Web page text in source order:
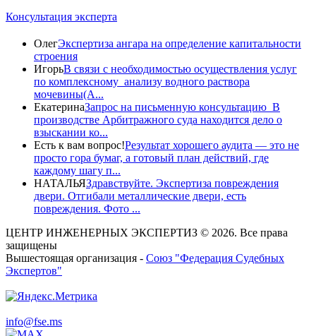
Консультация эксперта
ОлегЭкспертиза ангара на определение капитальности
строения
ИгорьВ связи с необходимостью осуществления услуг
по комплексному анализу водного раствора
мочевины(A...
ЕкатеринаЗапрос на письменную консультацию В
производстве Арбитражного суда находится дело о
взыскании ко...
Есть к вам вопрос!Результат хорошего аудита — это не
просто гора бумаг, а готовый план действий, где
каждому шагу п...
НАТАЛЬЯЗдравствуйте. Экспертиза повреждения
двери. Отгибали металлические двери, есть
повреждения. Фото ...
ЦЕНТР ИНЖЕНЕРНЫХ ЭКСПЕРТИЗ © 2026. Все права
защищены
Вышестоящая организация - Союз "Федерация Судебных
Экспертов"
info@fse.ms